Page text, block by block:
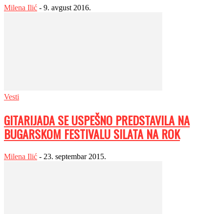
Milena Ilić - 9. avgust 2016.
Vesti
GITARIJADA SE USPEŠNO PREDSTAVILA NA
BUGARSKOM FESTIVALU SILATA NA ROK
Milena Ilić - 23. septembar 2015.